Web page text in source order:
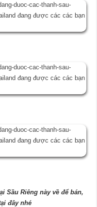
Sầu Riêng này về để bán,
đây nhé